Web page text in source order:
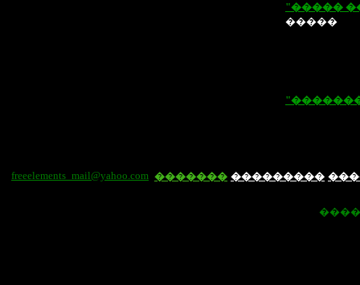
"�����
�����
freeelements_mail@yahoo.com ������� ���������